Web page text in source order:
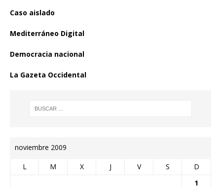
Caso aislado
Mediterráneo Digital
Democracia nacional
La Gazeta Occidental
noviembre 2009
L M X J V S D
1